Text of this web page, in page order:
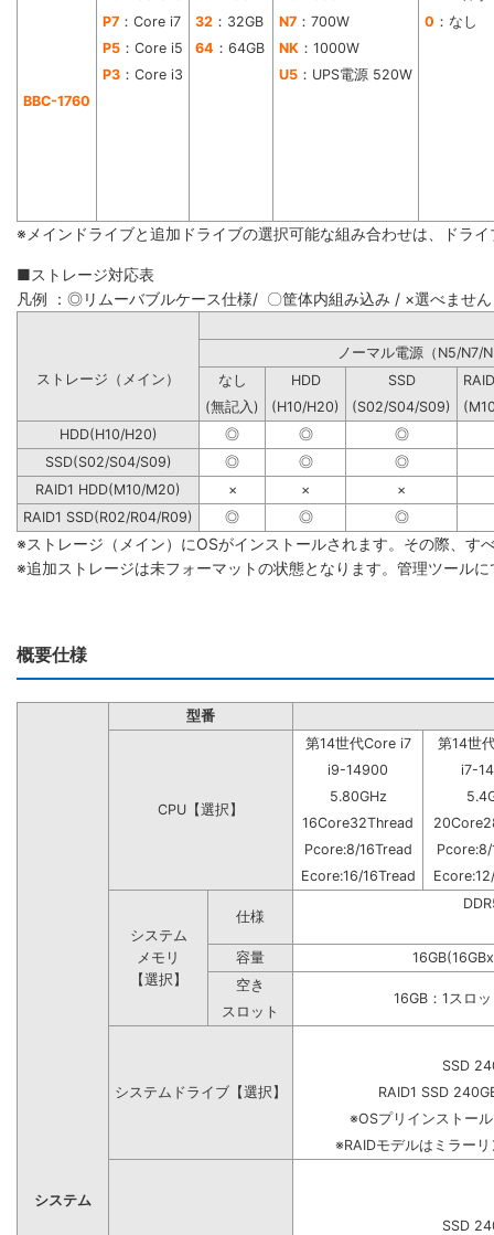
BBC-1760
P7 ：Core i7 32 ：32GB N7 ：700W 0 ：なし
P5 ：Core i5 64 ：64GB NK ：1000W
P3 ：Core i3 U5 ：UPS電源 520W
※メインドライブと追加ドライブの選択可能な組み合わせは、ドラ
■ストレージ対応表
凡例 ：◎リムーバブルケース仕様/ 〇筐体内組み込み / ×選べません
ノーマル電源（N5/N7/
ストレージ（メイン）
なし HDD SSD
(無記入)
(H10/H20) (S02/S04/S09)
HDD(H10/H20)
◎ ◎
◎
SSD(S02/S04/S09)
◎ ◎
◎
RAID1 HDD(M10/M20)
× ×
×
RAID1 SSD(R02/R04/R09)
◎ ◎ ◎
※ストレージ（メイン）にOSがインストールされます。その際、す
※追加ストレージは未フォーマットの状態となります。管理ツール
概要仕様
システム
型番
CPU【選択】
第14世代Core i7
第14世
i9-14900
i7-
5.80GHz
16Core32Thread
Pcore:8/16Tread
Ecore:16/16Tread
システム
メモリ
【選択】
仕様
容量
空き
16GB：1スロ
スロット
システムドライブ【選択】
SSD
RAID1 SSD
※OSプリインストー
※RAIDモデルはミラー
SSD